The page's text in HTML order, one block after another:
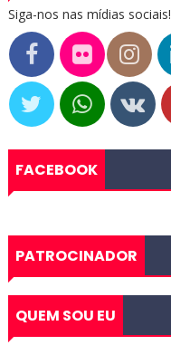
Siga-nos nas mídias sociais!
FACEBOOK
PATROCINADOR
QUEM SOU EU